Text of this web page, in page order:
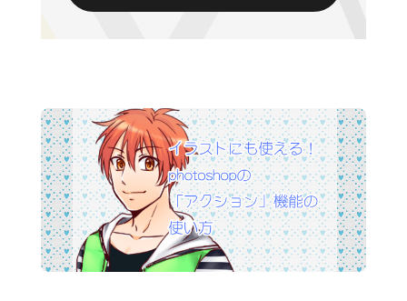
プライバシーポリシー